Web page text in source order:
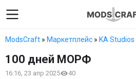
ModsCraft » Маркетплейс » KA Studios
100 дней МОРФ
16:16, 23 апр 2025 40